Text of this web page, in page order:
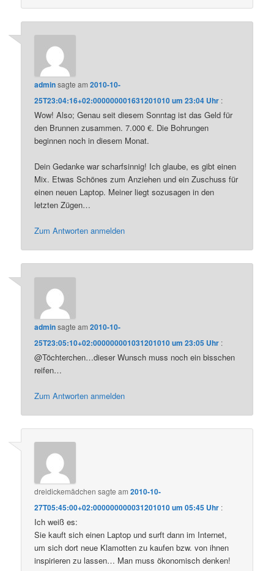
adminsagte am2010-10-
25T23:04:16+02:000000001631201010 um 23:04 Uhr :
Wow! Also; Genau seit diesem Sonntag ist das Geld für
den Brunnen zusammen. 7.000 €. Die Bohrungen
beginnen noch in diesem Monat.
Dein Gedanke war scharfsinnig! Ich glaube, es gibt einen
Mix. Etwas Schönes zum Anziehen und ein Zuschuss für
einen neuen Laptop. Meiner liegt sozusagen in den
letzten Zügen…
Zum Antworten anmelden
adminsagte am2010-10-
25T23:05:10+02:000000001031201010 um 23:05 Uhr :
@Töchterchen…dieser Wunsch muss noch ein bisschen
reifen…
Zum Antworten anmelden
dreidickemädchen sagte am2010-10-
27T05:45:00+02:000000000031201010 um 05:45 Uhr :
Ich weiß es:
Sie kauft sich einen Laptop und surft dann im Internet,
um sich dort neue Klamotten zu kaufen bzw. von ihnen
inspirieren zu lassen… Man muss ökonomisch denken!